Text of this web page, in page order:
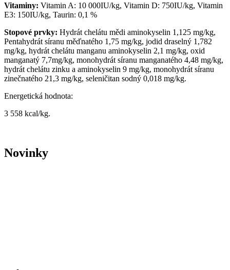
Vitaminy: Vitamin A: 10 000IU/kg, Vitamin D: 750IU/kg, Vitamin
E3: 150IU/kg, Taurin: 0,1 %
Stopové prvky: Hydrát chelátu mědi aminokyselin 1,125 mg/kg,
Pentahydrát síranu měďnatého 1,75 mg/kg, jodid draselný 1,782
mg/kg, hydrát chelátu manganu aminokyselin 2,1 mg/kg, oxid
manganatý 7,7mg/kg, monohydrát síranu manganatého 4,48 mg/kg,
hydrát chelátu zinku a aminokyselin 9 mg/kg, monohydrát síranu
zinečnatého 21,3 mg/kg, seleničitan sodný 0,018 mg/kg.
Energetická hodnota:
3 558 kcal/kg.
Novinky